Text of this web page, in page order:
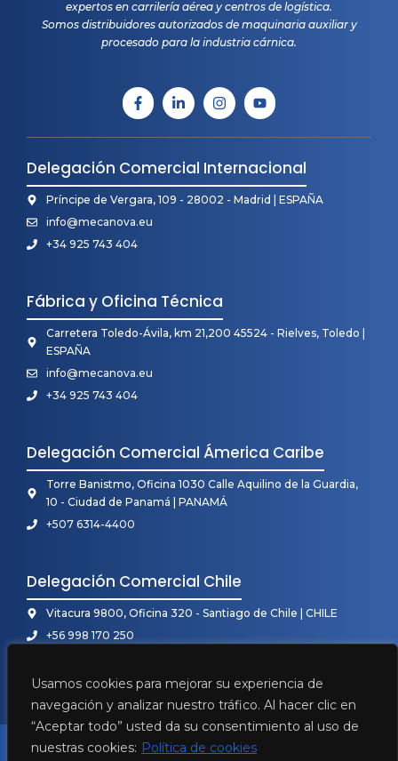
Usamos cookies para mejorar su experiencia de
navegación y analizar nuestro tráfico. Al hacer clic en
“Aceptar todo” usted da su consentimiento al uso de
nuestras cookies: Política de cookies
expertos en carrilería aérea y centros de logística.
Somos distribuidores autorizados de maquinaria auxiliar y
procesado para la industria cárnica.
Delegación Comercial Internacional
Príncipe de Vergara, 109 - 28002 - Madrid | ESPAÑA
info@mecanova.eu
+34 925 743 404
Fábrica y Oficina Técnica
Carretera Toledo-Ávila, km 21,200 45524 - Rielves, Toledo |
ESPAÑA
info@mecanova.eu
+34 925 743 404
Delegación Comercial Ámerica Caribe
Torre Banistmo, Oficina 1030 Calle Aquilino de la Guardia,
10 - Ciudad de Panamá | PANAMÁ
+507 6314-4400
Delegación Comercial Chile
Vitacura 9800, Oficina 320 - Santiago de Chile | CHILE
+56 998 170 250
2026 • Mecanova ©